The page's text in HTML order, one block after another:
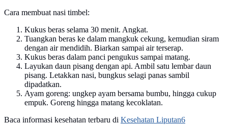
Cara membuat nasi timbel:
Kukus beras selama 30 menit. Angkat.
Tuangkan beras ke dalam mangkuk cekung, kemudian siram
dengan air mendidih. Biarkan sampai air terserap.
Kukus beras dalam panci pengukus sampai matang.
Layukan daun pisang dengan api. Ambil satu lembar daun
pisang. Letakkan nasi, bungkus selagi panas sambil
dipadatkan.
Ayam goreng: ungkep ayam bersama bumbu, hingga cukup
empuk. Goreng hingga matang kecoklatan.
Baca informasi kesehatan terbaru di Kesehatan Liputan6